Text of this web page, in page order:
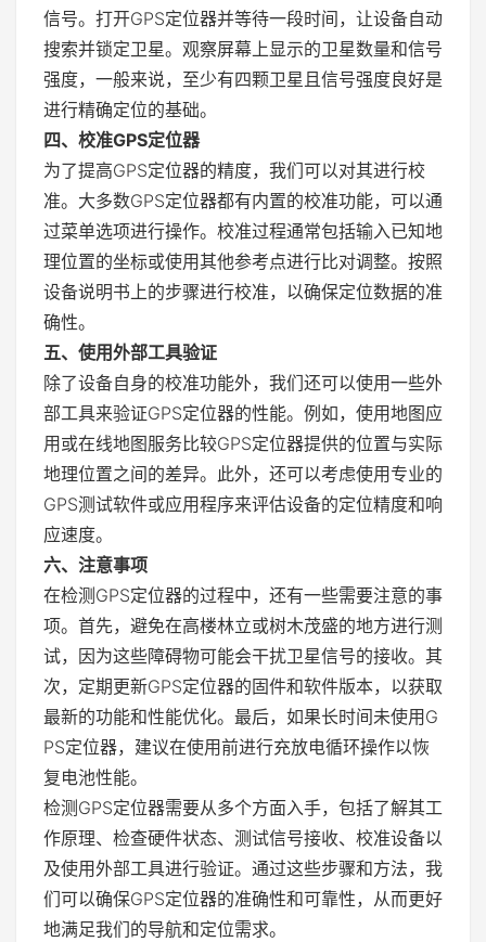
信号。打开GPS定位器并等待一段时间，让设备自动
搜索并锁定卫星。观察屏幕上显示的卫星数量和信号
强度，一般来说，至少有四颗卫星且信号强度良好是
进行精确定位的基础。
四、校准GPS定位器
为了提高GPS定位器的精度，我们可以对其进行校
准。大多数GPS定位器都有内置的校准功能，可以通
过菜单选项进行操作。校准过程通常包括输入已知地
理位置的坐标或使用其他参考点进行比对调整。按照
设备说明书上的步骤进行校准，以确保定位数据的准
确性。
五、使用外部工具验证
除了设备自身的校准功能外，我们还可以使用一些外
部工具来验证GPS定位器的性能。例如，使用地图应
用或在线地图服务比较GPS定位器提供的位置与实际
地理位置之间的差异。此外，还可以考虑使用专业的
GPS测试软件或应用程序来评估设备的定位精度和响
应速度。
六、注意事项
在检测GPS定位器的过程中，还有一些需要注意的事
项。首先，避免在高楼林立或树木茂盛的地方进行测
试，因为这些障碍物可能会干扰卫星信号的接收。其
次，定期更新GPS定位器的固件和软件版本，以获取
最新的功能和性能优化。最后，如果长时间未使用G
PS定位器，建议在使用前进行充放电循环操作以恢
复电池性能。
检测GPS定位器需要从多个方面入手，包括了解其工
作原理、检查硬件状态、测试信号接收、校准设备以
及使用外部工具进行验证。通过这些步骤和方法，我
们可以确保GPS定位器的准确性和可靠性，从而更好
地满足我们的导航和定位需求。